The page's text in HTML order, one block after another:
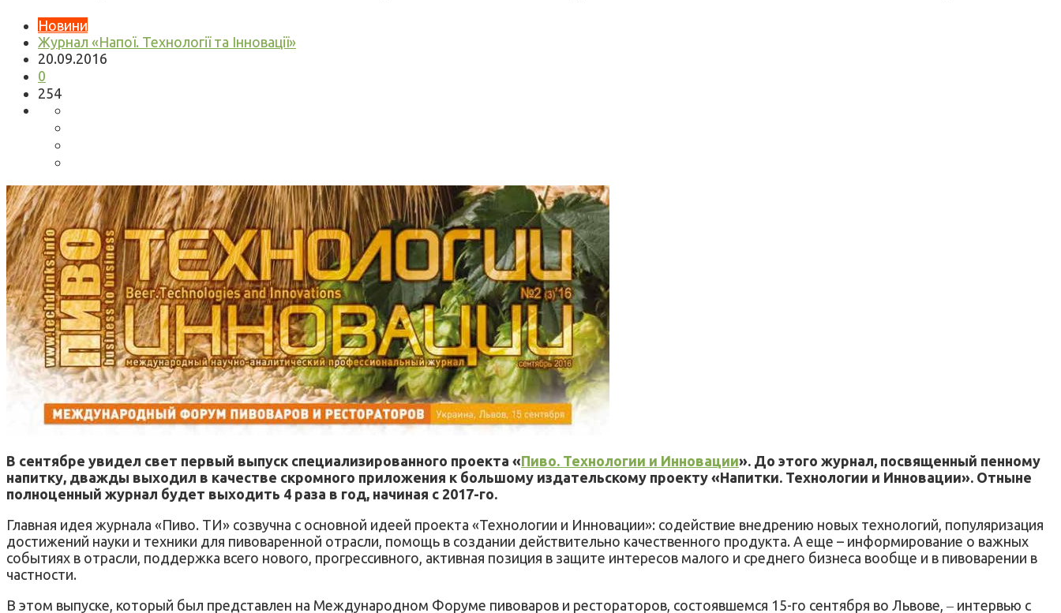
Новини
Журнал «Напої. Технології та Інновації»
20.09.2016
0
254
В сентябре увидел свет первый выпуск специализированного проекта «Пиво. Технологии и Инновации». До этого журнал, посвященный пенному
напитку, дважды выходил в качестве скромного приложения к большому издательскому проекту «Напитки. Технологии и Инновации». Отныне
полноценный журнал будет выходить 4 раза в год, начиная с 2017-го.
Главная идея журнала «Пиво. ТИ» созвучна с основной идеей проекта «Технологии и Инновации»: содействие внедрению новых технологий, популяризация
достижений науки и техники для пивоваренной отрасли, помощь в создании действительно качественного продукта. А еще – информирование о важных
событиях в отрасли, поддержка всего нового, прогрессивного, активная позиция в защите интересов малого и среднего бизнеса вообще и в пивоварении в
частности.
В этом выпуске, который был представлен на Международном Форуме пивоваров и рестораторов, состоявшемся 15-го сентября во Львове, ‒ интервью с